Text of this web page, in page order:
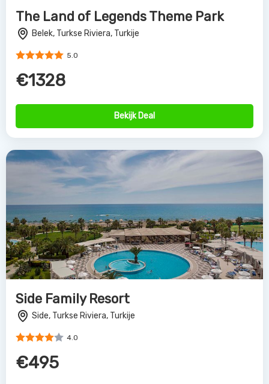
The Land of Legends Theme Park
Belek, Turkse Riviera, Turkije
5.0
€1328
Bekijk Deal
Side Family Resort
Side, Turkse Riviera, Turkije
4.0
€495